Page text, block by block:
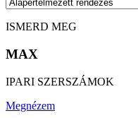
ISMERD MEG
MAX
IPARI SZERSZÁMOK
Megnézem